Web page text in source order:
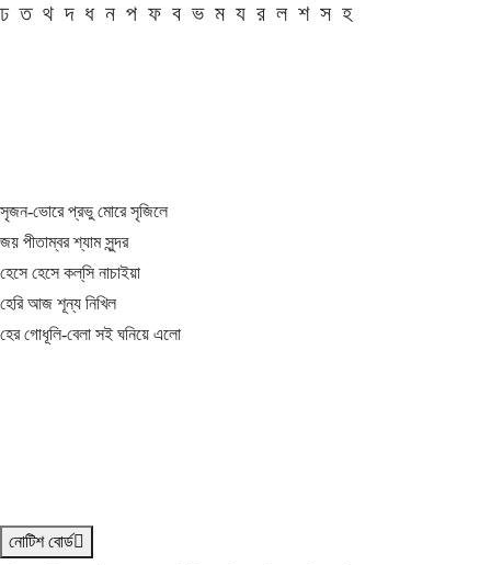
ঢ ত থ দ ধ ন প ফ ব ভ ম য র ল শ স হ
সৃজন-ভোরে প্রভু মোরে সৃজিলে
জয় পীতাম্বর শ্যাম সুন্দর
হেসে হেসে কল্‌সি নাচাইয়া
হেরি আজ শূন্য নিখিল
হের গোধূলি-বেলা সই ঘনিয়ে এলো
নোটিশ বোর্ড